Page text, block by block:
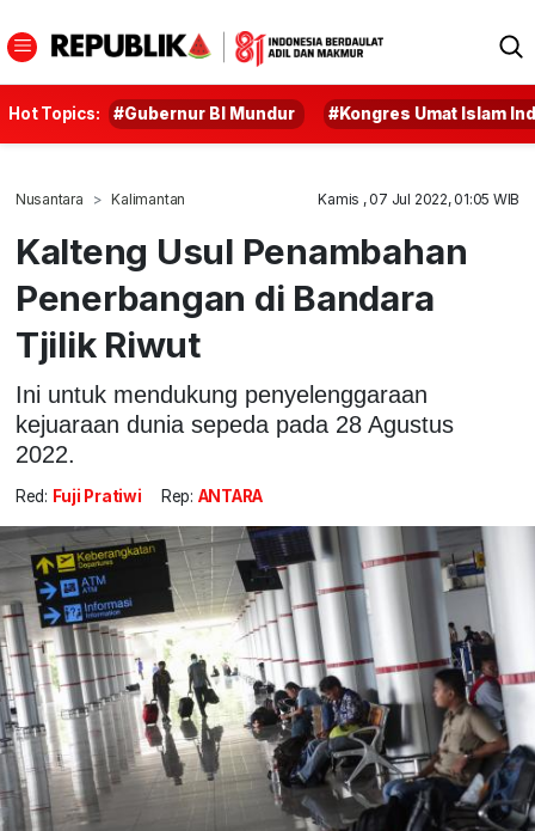
Hot Topics: #Gubernur BI Mundur #Kongres Umat Islam
Nusantara Kalimantan Kamis , 07 Jul 2022, 01:05 WIB
Kalteng Usul Penambahan
Penerbangan di Bandara
Tjilik Riwut
Ini untuk mendukung penyelenggaraan
kejuaraan dunia sepeda pada 28 Agustus
2022.
Red: Fuji Pratiwi Rep: ANTARA